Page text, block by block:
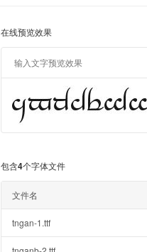
在线预览效果
包含4个字体文件
文件名
tngan-1.ttf